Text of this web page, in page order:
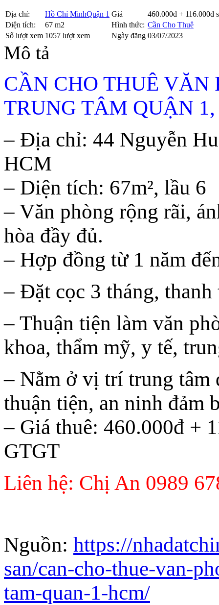
Địa chỉ: Hồ Chí MinhQuận 1 Giá
460.000đ + 116.000đ
Diện tích:
67 m2 Hình thức: Cần Cho Thuê
Số lượt xem 1057 lượt xem Ngày đăng 03/07/2023
Mô tả
CẦN CHO THUÊ VĂN
TRUNG TÂM QUẬN
– Địa chỉ: 44 Nguyễn
HCM
– Diện tích: 67m², lầu 6
– Văn phòng rộng rãi,
hòa đầy đủ.
– Hợp đồng từ 1 năm
– Đặt cọc 3 tháng, thanh
– Thuận tiện làm văn
khoa, thẩm mỹ, y tế,
– Nằm ở vị trí trung tâm
thuận tiện, an ninh đảm
– Giá thuê: 460.000đ +
GTGT
Liên hệ: Chị An 0989
Nguồn: https://
san/can-cho-thue-van-
tam-quan-1-hcm/